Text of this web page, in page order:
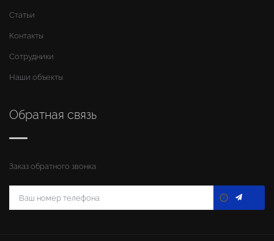
Статьи
Контакты
Сотрудники
Наши объекты
Обратная связь
Заказ обратного звонка